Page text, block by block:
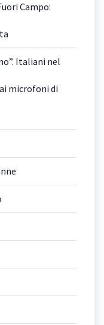
Campo:
Italiani nel
microfoni di